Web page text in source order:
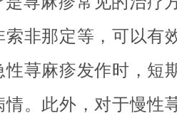
索非那定等，可以有
性荨麻疹发作时，短
情。此外，对于慢性